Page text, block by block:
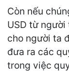
Còn nếu
USD từ
cho người ta
đưa ra các
trong việc